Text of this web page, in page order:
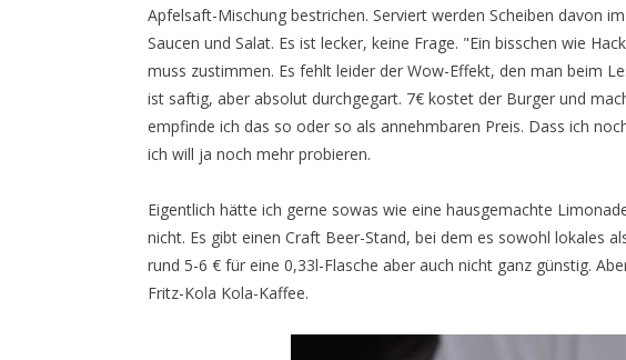
Apfelsaft-Mischung bestrichen. Serviert werden Scheiben davon
Saucen und Salat. Es ist lecker, keine Frage. "Ein bisschen wie
muss zustimmen. Es fehlt leider der Wow-Effekt, den man beim
ist saftig, aber absolut durchgegart. 7€ kostet der Burger und
empfinde ich das so oder so als annehmbaren Preis. Dass ich
ich will ja noch mehr probieren.
Eigentlich hätte ich gerne sowas wie eine hausgemachte
nicht. Es gibt einen Craft Beer-Stand, bei dem es sowohl lokales
rund 5-6 € für eine 0,33l-Flasche aber auch nicht ganz günstig.
Fritz-Kola Kola-Kaffee.